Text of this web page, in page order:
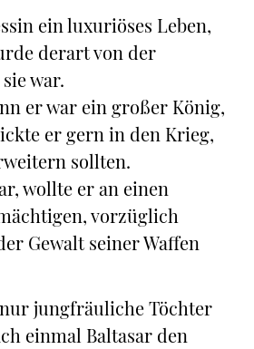
ein luxuriöses Leben,
derart von der
war.
er war ein großer König,
er gern in den Krieg,
sollten.
wollte er an einen
vorzüglich
Gewalt seiner Waffen
jungfräuliche Töchter
einmal Baltasar den